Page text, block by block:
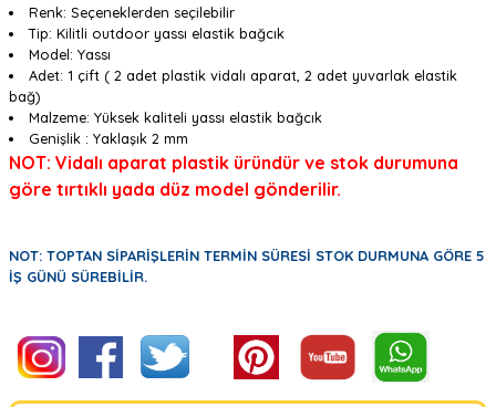
Renk: Seçeneklerden seçilebilir
Tip: Kilitli outdoor yassı elastik bağcık
Model: Yassı
Adet: 1 çift ( 2 adet plastik vidalı aparat, 2 adet yuvarlak elastik
bağ)
Malzeme: Yüksek kaliteli yassı elastik bağcık
Genişlik : Yaklaşık 2 mm
NOT: Vidalı aparat plastik üründür ve stok durumuna
göre tırtıklı yada düz model gönderilir.
NOT: TOPTAN SİPARİŞLERİN TERMİN SÜRESİ STOK DURMUNA GÖRE 5
İŞ GÜNÜ SÜREBİLİR.